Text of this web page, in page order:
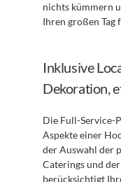
nichts kümmern
Ihren großen Tag
Inklusive
Dekoration,
Die Full-Service-
Aspekte einer
der Auswahl der
Caterings und
berücksichtigt